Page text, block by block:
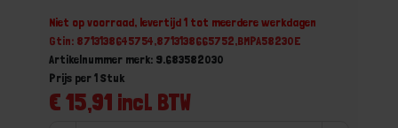
Niet op voorraad, levertijd 1 tot meerdere werkdagen
Gtin: 8713138645754,8713138665752,BMPA58230E
Artikelnummer merk: 9.683582030
€ 15,91 incl. BTW
Prijs per 1 Stuk